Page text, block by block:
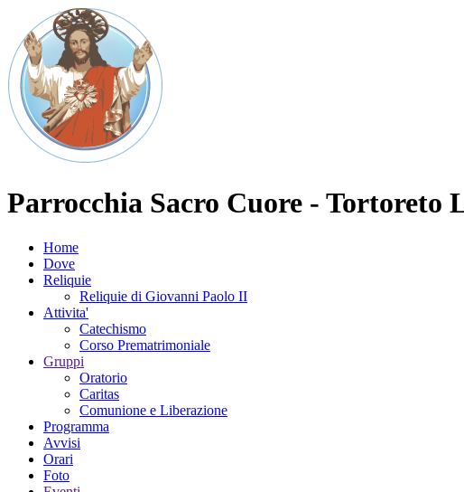
Parrocchia Sacro Cuore - Tortoreto
Home
Dove
Reliquie
Reliquie di Giovanni Paolo II
Attivita'
Catechismo
Corso Prematrimoniale
Gruppi
Oratorio
Caritas
Comunione e Liberazione
Programma
Avvisi
Orari
Foto